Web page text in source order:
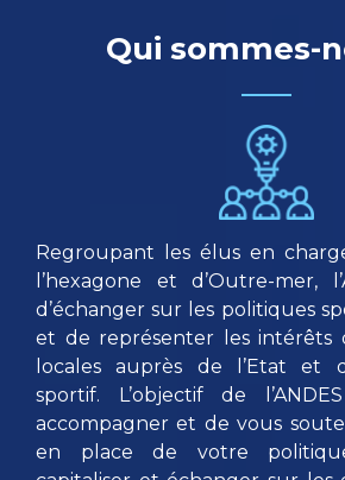
Qui sommes-
Regroupant les élus en
l’hexagone et d’Outre-mer,
d’échanger sur les politiques
et de représenter les intérêts
locales auprès de l’Etat et
sportif. L’objectif de
accompagner et de vous
en place de votre